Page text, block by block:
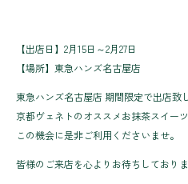
【出店日】2月15日～2月27日
【場所】東急ハンズ名古屋店
東急ハンズ名古屋店 期間限定で出店致
京都ヴェネトのオススメお抹茶スイー
この機会に是非ご利用くださいませ。
皆様のご来店を心よりお待ちしておりま